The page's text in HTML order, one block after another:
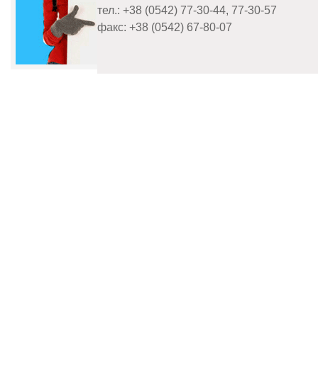
тел.: +38 (0542) 77-30-44, 77-30-57
факс: +38 (0542) 67-80-07